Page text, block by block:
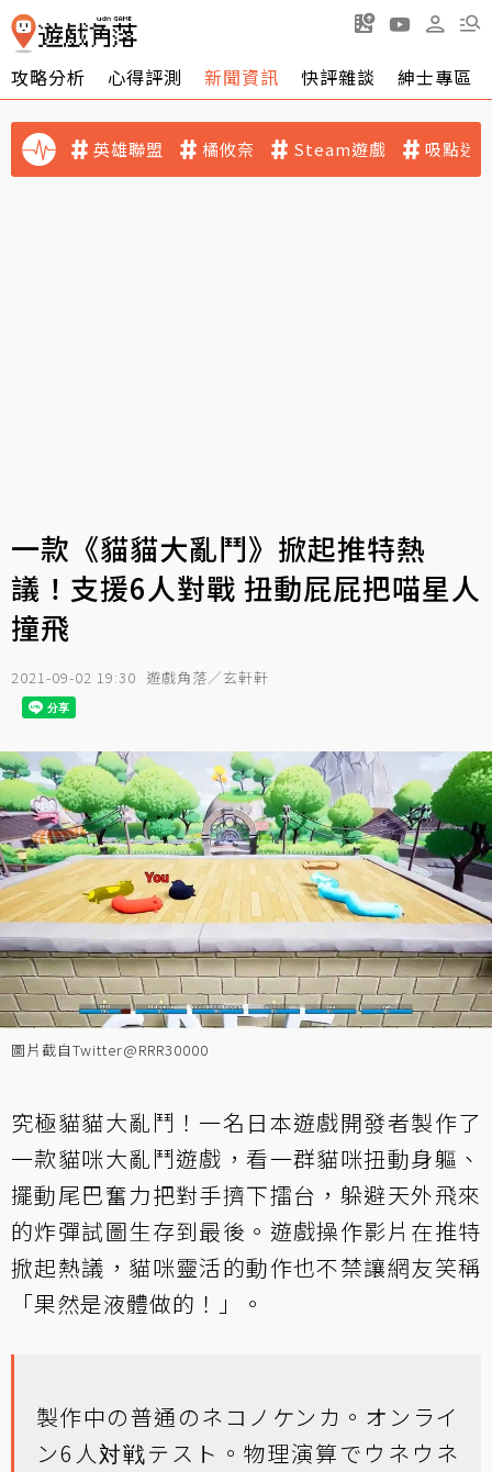
攻略分析 心得評測 新聞資訊 快評雜談 紳士專區
英雄聯盟 橘攸奈 Steam遊戲 吸點迷
一款《貓貓大亂鬥》掀起推特熱
議！支援6人對戰 扭動屁屁把喵星人
撞飛
2021-09-02 19:30 遊戲角落／玄軒軒
圖片截自Twitter@RRR30000
究極貓貓大亂鬥！一名日本遊戲開發者製作了
一款貓咪大亂鬥遊戲，看一群貓咪扭動身軀、
擺動尾巴奮力把對手擠下擂台，躲避天外飛來
的炸彈試圖生存到最後。遊戲操作影片在推特
掀起熱議，貓咪靈活的動作也不禁讓網友笑稱
「果然是液體做的！」。
製作中の普通のネコノケンカ。オンライ
ン6人対戦テスト。物理演算でウネウネ